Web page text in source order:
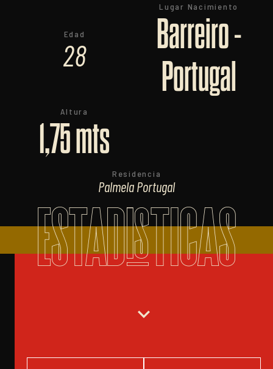
Edad
28
Lugar Nacimiento
Barreiro -
Portugal
Altura
1,75 mts
Residencia
Palmela Portugal
ESTADISTICAS
expand_more